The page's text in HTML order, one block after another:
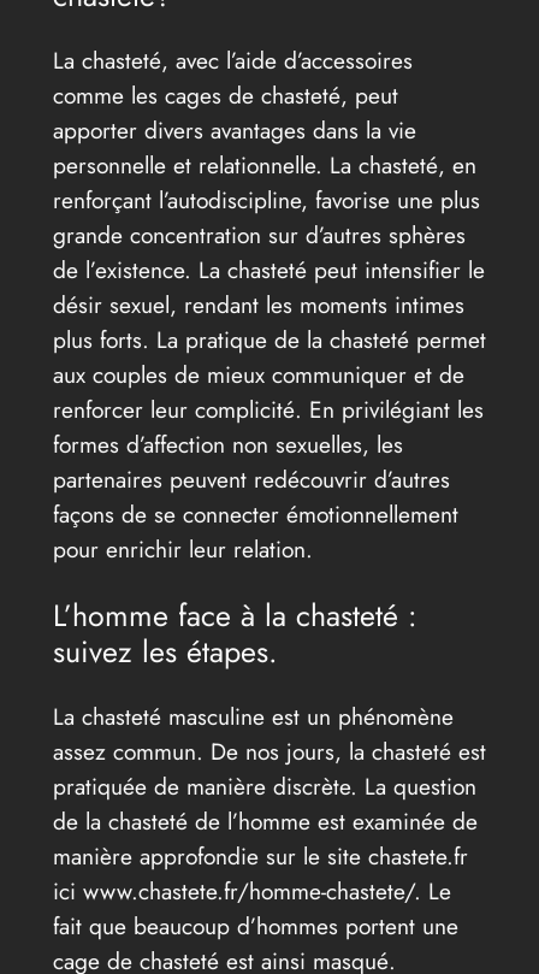
La chasteté, avec l’aide d’accessoires
comme les cages de chasteté, peut
apporter divers avantages dans la vie
personnelle et relationnelle. La chasteté, en
renforçant l’autodiscipline, favorise une plus
grande concentration sur d’autres sphères
de l’existence. La chasteté peut intensifier le
désir sexuel, rendant les moments intimes
plus forts. La pratique de la chasteté permet
aux couples de mieux communiquer et de
renforcer leur complicité. En privilégiant les
formes d’affection non sexuelles, les
partenaires peuvent redécouvrir d’autres
façons de se connecter émotionnellement
pour enrichir leur relation.
L’homme face à la chasteté :
suivez les étapes.
La chasteté masculine est un phénomène
assez commun. De nos jours, la chasteté est
pratiquée de manière discrète. La question
de la chasteté de l’homme est examinée de
manière approfondie sur le site chastete.fr
ici www.chastete.fr/homme-chastete/. Le
fait que beaucoup d’hommes portent une
cage de chasteté est ainsi masqué.